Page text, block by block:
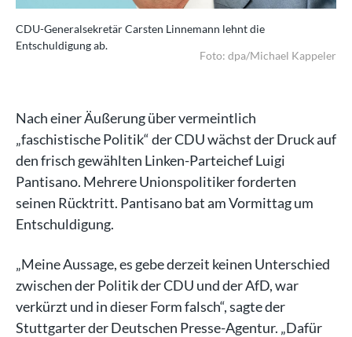
CDU-Generalsekretär Carsten Linnemann lehnt die
Entschuldigung ab.
Foto: dpa/Michael Kappeler
Nach einer Äußerung über vermeintlich
„faschistische Politik“ der CDU wächst der Druck auf
den frisch gewählten Linken-Parteichef Luigi
Pantisano. Mehrere Unionspolitiker forderten
seinen Rücktritt. Pantisano bat am Vormittag um
Entschuldigung.
„Meine Aussage, es gebe derzeit keinen Unterschied
zwischen der Politik der CDU und der AfD, war
verkürzt und in dieser Form falsch“, sagte der
Stuttgarter der Deutschen Presse-Agentur. „Dafür